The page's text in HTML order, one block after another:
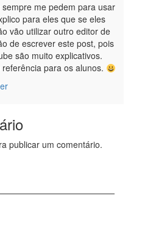
me pedem para usar
para eles que se eles
vão utilizar outro editor de
de escrever este post, pois
são muito explicativos.
para os alunos.
publicar um comentário.